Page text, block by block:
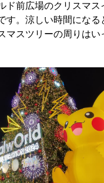
ド前広場のクリスマス
す。涼しい時間になる
マスツリーの周りはい